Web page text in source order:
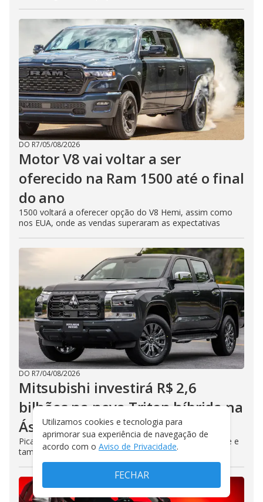
DO R7/05/08/2026
Motor V8 vai voltar a ser
oferecido na Ram 1500 até o final
do ano
1500 voltará a oferecer opção do V8 Hemi, assim como
nos EUA, onde as vendas superaram as expectativas
DO R7/04/08/2026
Mitsubishi investirá R$ 2,6
bilhões na nova Triton híbrida na
Ásia
Picape terá sistema eletrificado que já faz falta à picape e
também deve chegar ao Brasil
Utilizamos cookies e tecnologia para
aprimorar sua experiência de navegação de
acordo com o Aviso de Privacidade.
FECHAR